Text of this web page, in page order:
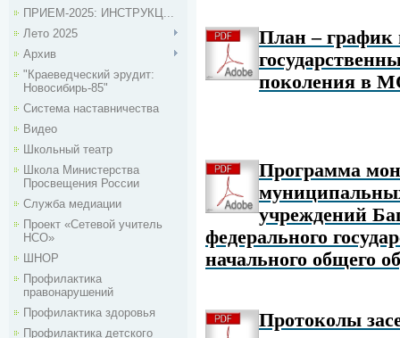
ПРИЕМ-2025: ИНСТРУКЦ...
Лето 2025
Архив
"Краеведческий эрудит:
Новосибирь-85"
Система наставничества
Видео
Школьный театр
Школа Министерства
Просвещения России
Служба медиации
Проект «Сетевой учитель
НСО»
ШНОР
Профилактика
правонарушений
Профилактика здоровья
Профилактика детского
План – график
поколения в
Программа
учреждений
федерального
начального общего
Протоколы